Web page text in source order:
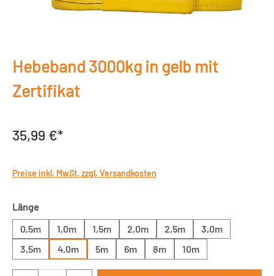
Hebeband 3000kg in gelb mit
Zertifikat
35,99 €*
Preise inkl. MwSt. zzgl. Versandkosten
Längeauswählen
0,5m
1,0m 1,5m 2,0m 2,5m
3,0m
3,5m
4,0m 5m 6m 8m 10m